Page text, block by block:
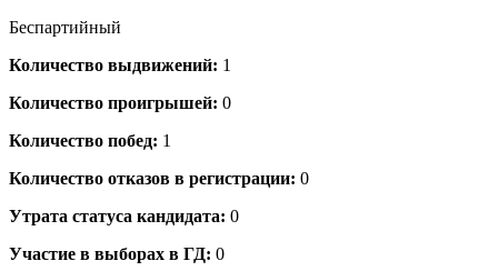
Беспартийный
Количество выдвижений: 1
Количество проигрышей: 0
Количество побед: 1
Количество отказов в регистрации: 0
Утрата статуса кандидата: 0
Участие в выборах в ГД: 0